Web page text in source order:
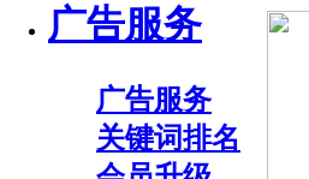
广告服务
广告服务
关键词排名